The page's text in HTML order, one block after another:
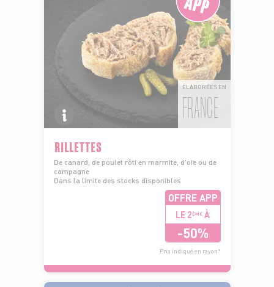
ÉLABORÉES EN
FRANCE
RILLETTES
De canard, de poulet rôti en marmite, d'oie ou de
campagne
Dans la limite des stocks disponibles
OFFRE APP
LE 2 ÈME À
-50%
Prix indiqué en rayon*